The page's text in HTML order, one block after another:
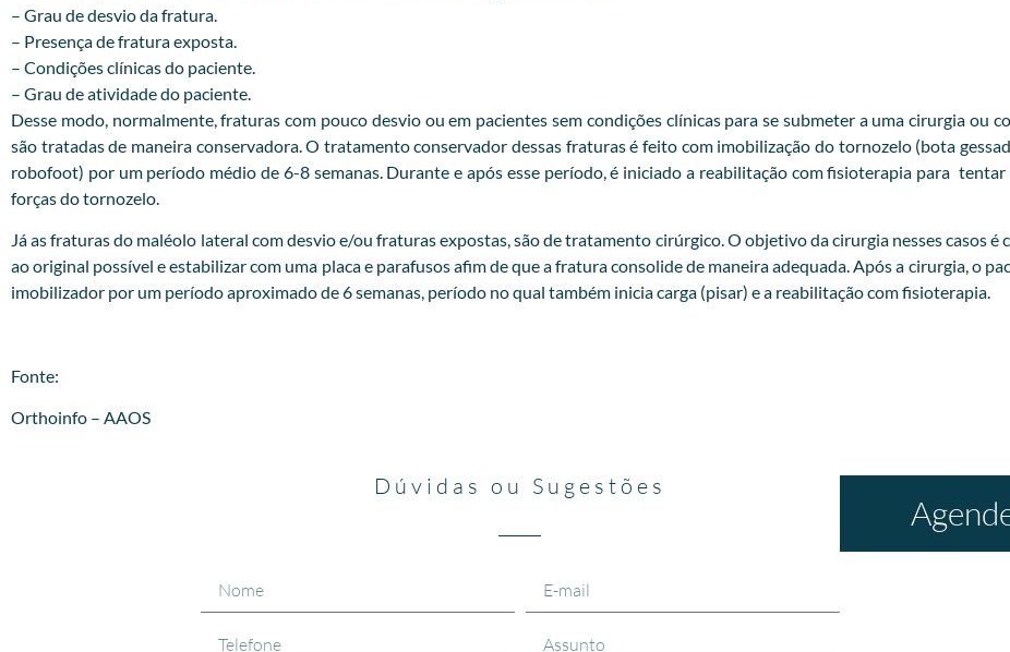
– Grau de desvio da fratura.
– Presença de fratura exposta.
– Condições clínicas do paciente.
– Grau de atividade do paciente.
Desse modo, normalmente, fraturas com pouco desvio ou em pacientes sem condições clínicas para se submeter a uma cirurgia ou
são tratadas de maneira conservadora. O tratamento conservador dessas fraturas é feito com imobilização do tornozelo (bota
robofoot) por um período médio de 6-8 semanas. Durante e após esse período, é iniciado a reabilitação com fisioterapia para
forças do tornozelo.
Já as fraturas do maléolo lateral com desvio e/ou fraturas expostas, são de tratamento cirúrgico. O objetivo da cirurgia nesses casos
ao original possível e estabilizar com uma placa e parafusos afim de que a fratura consolide de maneira adequada. Após a cirurgia, o
imobilizador por um período aproximado de 6 semanas, período no qual também inicia carga (pisar) e a reabilitação com fisioterapia.
Fonte:
Orthoinfo – AAOS
Dúvidas ou Sugestões